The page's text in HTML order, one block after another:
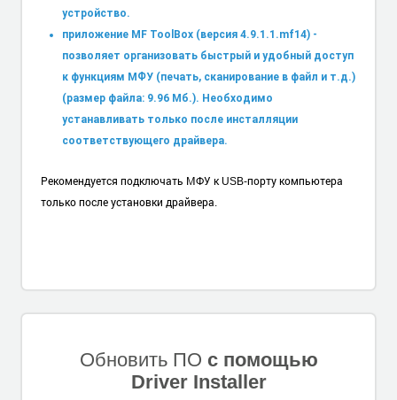
устройство.
приложение MF ToolBox (версия 4.9.1.1.mf14) -
позволяет организовать быстрый и удобный доступ
к функциям МФУ (печать, сканирование в файл и т.д.)
(размер файла: 9.96 Мб.). Необходимо
устанавливать только после инсталляции
соответствующего драйвера.
Рекомендуется подключать МФУ к USB-порту компьютера
только после установки драйвера.
Обновить ПО с помощью
Driver Installer